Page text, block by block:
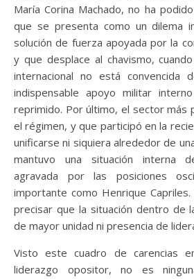
María Corina Machado, no ha
que se presenta como un dilema
solución de fuerza apoyada por la
y que desplace al chavismo,
internacional no está
indispensable apoyo militar
reprimido. Por último, el sector más
el régimen, y que participó en la
unificarse ni siquiera alrededor de
mantuvo una situación interna
agravada por las posiciones
importante como Henrique
precisar que la situación dentro de
de mayor unidad ni presencia de
Visto este cuadro de carencias
liderazgo opositor, no es